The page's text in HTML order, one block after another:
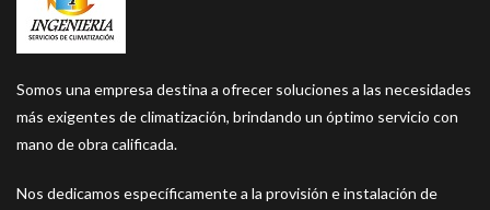
Somos una empresa destina a ofrecer soluciones a las necesidades
más exigentes de climatización, brindando un óptimo servicio con
mano de obra calificada.
Nos dedicamos específicamente a la provisión e instalación de